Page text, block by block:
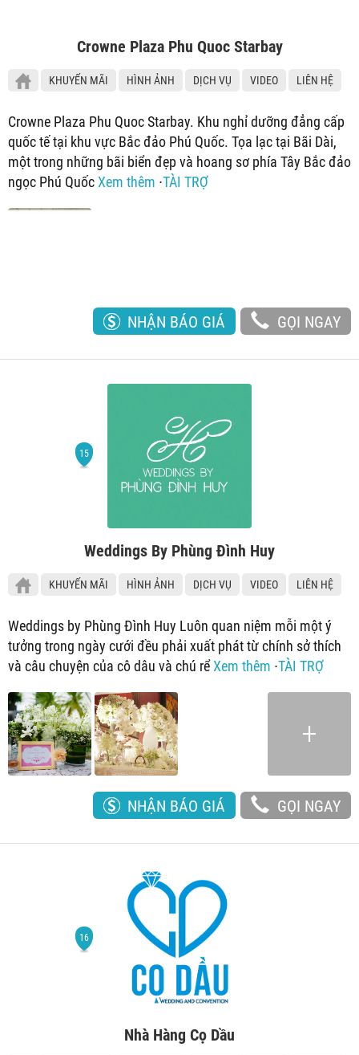
Crowne Plaza Phu Quoc Starbay
KHUYẾN MÃI HÌNH ẢNH DỊCH VỤ VIDEO LIÊN HỆ
Crowne Plaza Phu Quoc Starbay. Khu nghỉ dưỡng đẳng cấp
quốc tế tại khu vực Bắc đảo Phú Quốc. Tọa lạc tại Bãi Dài,
một trong những bãi biển đẹp và hoang sơ phía Tây Bắc đảo
ngọc Phú QuốcXem thêm ∙TÀI TRỢ
NHẬN BÁO GIÁ GỌI NGAY
Weddings By Phùng Đình Huy
KHUYẾN MÃI HÌNH ẢNH DỊCH VỤ VIDEO LIÊN HỆ
Weddings by Phùng Đình Huy Luôn quan niệm mỗi một ý
tưởng trong ngày cưới đều phải xuất phát từ chính sở thích
và câu chuyện của cô dâu và chú rểXem thêm ∙TÀI TRỢ
NHẬN BÁO GIÁ GỌI NGAY
Nhà Hàng Cọ Dầu